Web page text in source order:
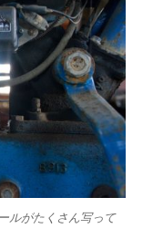
ルがたくさん写って